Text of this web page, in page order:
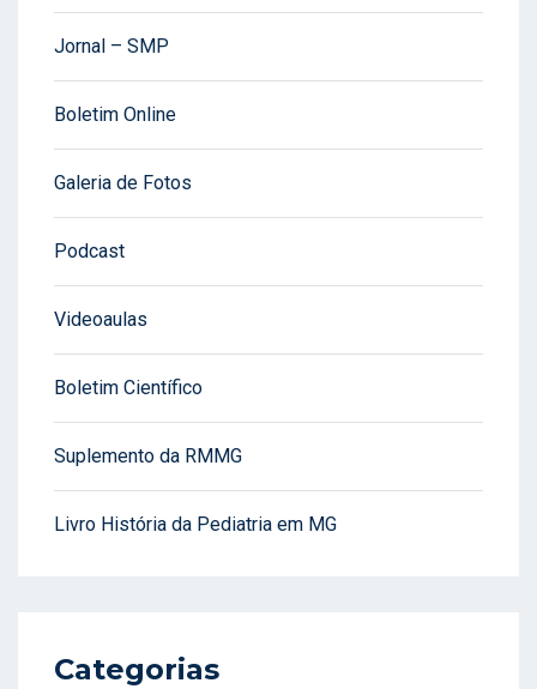
Jornal – SMP
Boletim Online
Galeria de Fotos
Podcast
Videoaulas
Boletim Científico
Suplemento da RMMG
Livro História da Pediatria em MG
Categorias